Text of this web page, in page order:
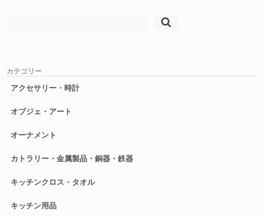
カテゴリー
アクセサリー・時計
オブジェ・アート
オーナメント
カトラリー・金属製品・銅器・鉄器
キッチンクロス・タオル
キッチン用品